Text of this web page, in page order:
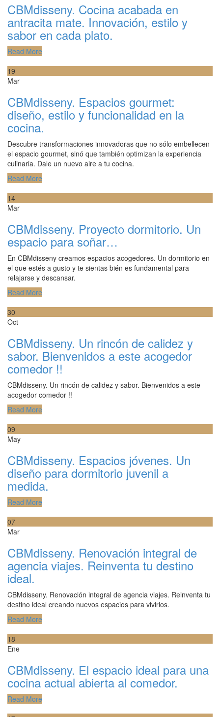
CBMdisseny. Cocina acabada en
antracita mate. Innovación, estilo y
sabor en cada plato.
Read More
19
Mar
CBMdisseny. Espacios gourmet:
diseño, estilo y funcionalidad en la
cocina.
Descubre transformaciones innovadoras que no sólo embellecen
el espacio gourmet, sinó que también optimizan la experiencia
culinaria. Dale un nuevo aire a tu cocina.
Read More
14
Mar
CBMdisseny. Proyecto dormitorio. Un
espacio para soñar…
En CBMdisseny creamos espacios acogedores. Un dormitorio en
el que estés a gusto y te sientas bién es fundamental para
relajarse y descansar.
Read More
30
Oct
CBMdisseny. Un rincón de calidez y
sabor. Bienvenidos a este acogedor
comedor !!
CBMdisseny. Un rincón de calidez y sabor. Bienvenidos a este
acogedor comedor !!
Read More
09
May
CBMdisseny. Espacios jóvenes. Un
diseño para dormitorio juvenil a
medida.
Read More
07
Mar
CBMdisseny. Renovación integral de
agencia viajes. Reinventa tu destino
ideal.
CBMdisseny. Renovación integral de agencia viajes. Reinventa tu
destino ideal creando nuevos espacios para vivirlos.
Read More
18
Ene
CBMdisseny. El espacio ideal para una
cocina actual abierta al comedor.
Read More